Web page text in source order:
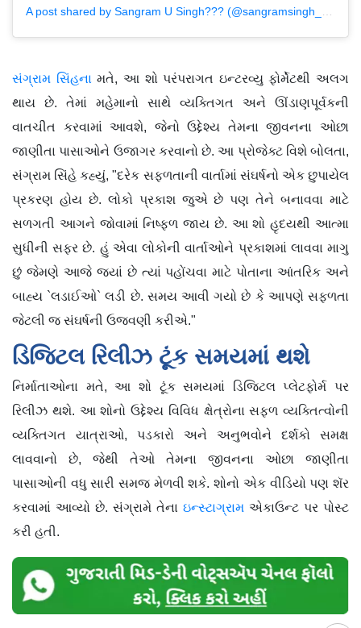
સંગ્રામ સિંહનામતે, આ શો પરંપરાગત ઇન્ટરવ્યુ ફોર્મેટથી અલગ
થાય છે. તેમાં મહેમાનો સાથે વ્યક્તિગત અને ઊંડાણપૂર્વકની
વાતચીત કરવામાં આવશે, જેનો ઉદ્દેશ્ય તેમના જીવનના ઓછા
જાણીતા પાસાઓને ઉજાગર કરવાનો છે. આ પ્રોજેક્ટ વિશે બોલતા,
સંગ્રામ સિંહે કહ્યું, "દરેક સફળતાની વાર્તામાં સંઘર્ષનો એક છુપાયેલ
પ્રકરણ હોય છે. લોકો પ્રકાશ જુએ છે પણ તેને બનાવવા માટે
સળગતી આગને જોવામાં નિષ્ફળ જાય છે. આ શો હૃદયથી આત્મા
સુધીની સફર છે. હું એવા લોકોની વાર્તાઓને પ્રકાશમાં લાવવા માગુ
છું જેમણે આજે જ્યાં છે ત્યાં પહોંચવા માટે પોતાના આંતરિક અને
બાહ્ય `લડાઈઓ` લડી છે. સમય આવી ગયો છે કે આપણે સફળતા
જેટલી જ સંઘર્ષની ઉજવણી કરીએ."
ડિજિટલ રિલીઝ ટૂંક સમયમાં થશે
નિર્માતાઓના મતે, આ શો ટૂંક સમયમાં ડિજિટલ પ્લેટફોર્મ પર
રિલીઝ થશે. આ શોનો ઉદ્દેશ્ય વિવિધ ક્ષેત્રોના સફળ વ્યક્તિત્વોની
વ્યક્તિગત યાત્રાઓ, પડકારો અને અનુભવોને દર્શકો સમક્ષ
લાવવાનો છે, જેથી તેઓ તેમના જીવનના ઓછા જાણીતા
પાસાઓની વધુ સારી સમજ મેળવી શકે. શોનો એક વીડિયો પણ શૅર
કરવામાં આવ્યો છે. સંગ્રામે તેના ઇન્સ્ટાગ્રામ એકાઉન્ટ પર પોસ્ટ
કરી હતી.